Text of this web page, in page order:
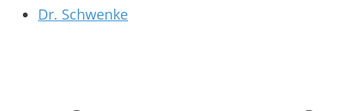
Dr. Schwenke